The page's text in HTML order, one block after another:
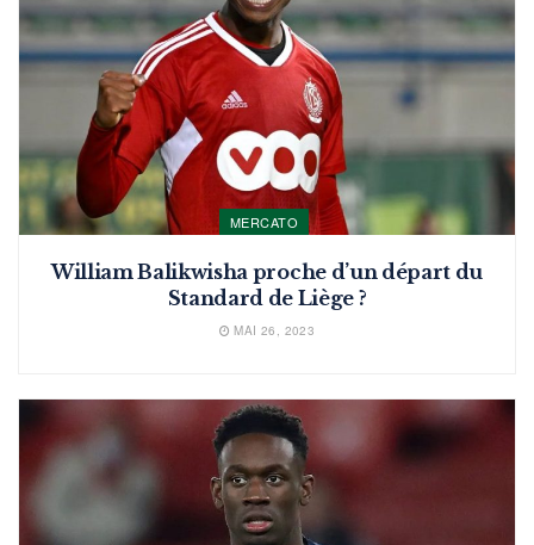
MERCATO
William Balikwisha proche d’un départ du
Standard de Liège ?
MAI 26, 2023